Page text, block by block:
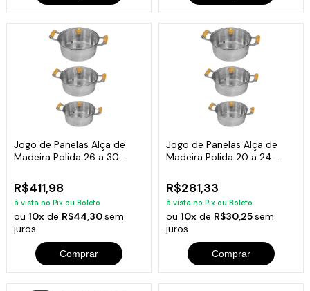
Jogo de Panelas Alça de
Madeira Polida 26 a 30
R$411,98
à vista no Pix ou Boleto
ou10x de R$44,30sem
juros
Comprar
Jogo de Panelas Alça de
Madeira Polida 20 a 24
R$281,33
à vista no Pix ou Boleto
ou 10xde R$30,25sem
juros
Comprar